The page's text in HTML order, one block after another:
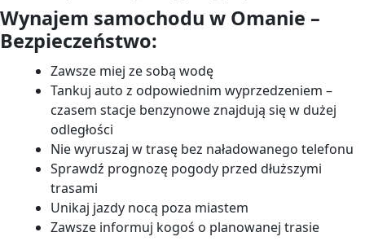
Wynajem samochodu w Omanie –
Bezpieczeństwo:
Zawsze miej ze sobą wodę
Tankuj auto z odpowiednim wyprzedzeniem –
czasem stacje benzynowe znajdują się w dużej
odległości
Nie wyruszaj w trasę bez naładowanego telefonu
Sprawdź prognozę pogody przed dłuższymi
trasami
Unikaj jazdy nocą poza miastem
Zawsze informuj kogoś o planowanej trasie